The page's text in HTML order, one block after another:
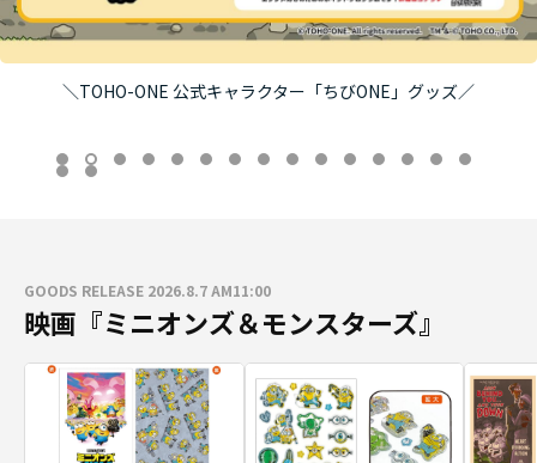
＼TOHO-ONE 公式キャラクター「ちびONE」グッズ／
GOODS RELEASE 2026.8.7 AM11:00
映画『ミニオンズ＆モンスターズ』